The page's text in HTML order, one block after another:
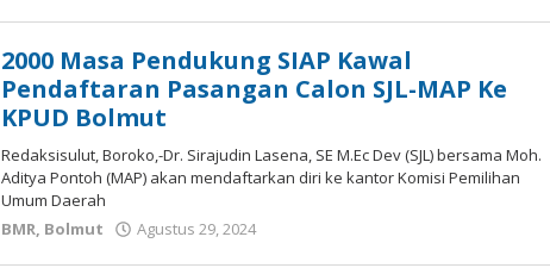
2000 Masa Pendukung SIAP Kawal
Pendaftaran Pasangan Calon SJL-MAP Ke
KPUD Bolmut
Redaksisulut, Boroko,-Dr. Sirajudin Lasena, SE M.Ec Dev (SJL) bersama Moh.
Aditya Pontoh (MAP) akan mendaftarkan diri ke kantor Komisi Pemilihan
Umum Daerah
BMR, Bolmut Agustus 29, 2024